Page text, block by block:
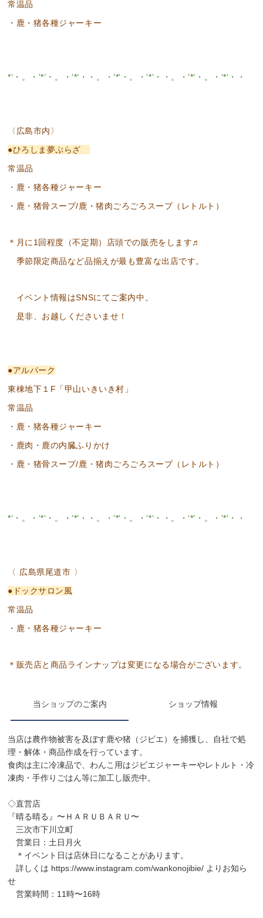
当ショップのご案内 ショップ情報
当店は農作物被害を及ぼす鹿や猪（ジビエ）を捕獲し、自社で処
理・解体・商品作成を行っています。
食肉は主に冷凍品で、わんこ用はジビエジャーキーやレトルト・冷
凍肉・手作りごはん等に加工し販売中。
◇直営店
『晴る晴る』〜ＨＡＲＵＢＡＲＵ〜
三次市下川立町
営業日：土日月火
＊イベント日は店休日になることがあります。
詳しくは https://www.instagram.com/wankonojibie/ よりお知ら
せ
営業時間：11時〜16時